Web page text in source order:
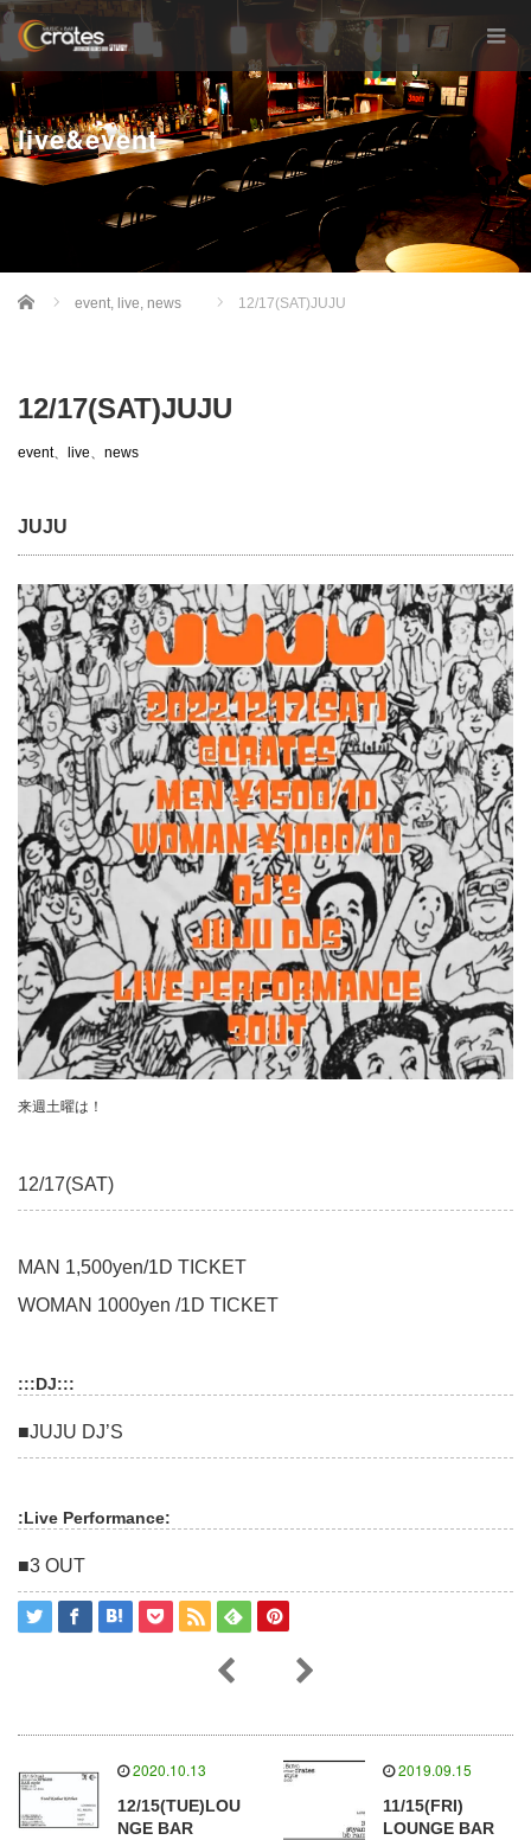
live&event
Home event, live, news 12/17(SAT)JUJU
12/17(SAT)JUJU
event、 live、 news
JUJU
来週土曜は！
12/17(SAT)
MAN 1,500yen/1D TICKET
WOMAN 1000yen /1D TICKET
:::DJ:::
■JUJU DJ’S
:Live Performance:
■3 OUT
2020.10.13
12/15(TUE)LOU
NGE BAR
2019.09.15
11/15(FRI)
LOUNGE BAR